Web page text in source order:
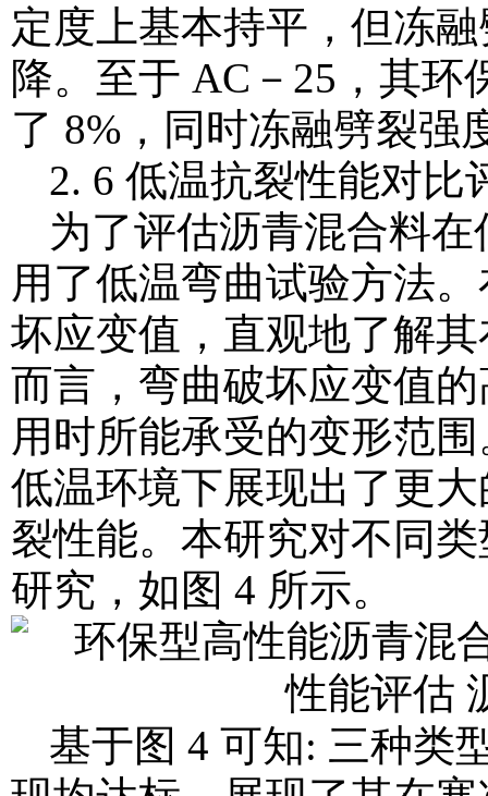
定度上基本持平，但冻
降。至于 AC－25，其
了 8%，同时冻融劈裂强
2. 6 低温抗裂性能对比
为了评估沥青混合料
用了低温弯曲试验方法
坏应变值，直观地了解
而言，弯曲破坏应变值
用时所能承受的变形范
低温环境下展现出了更
裂性能。本研究对不同
研究，如图 4 所示。
基于图 4 可知: 三种类